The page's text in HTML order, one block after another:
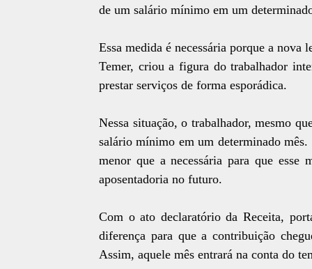
de um salário mínimo em um
Essa medida é necessária porque a
Temer, criou a figura do trabalhador
prestar serviços de forma esporádica.
Nessa situação, o trabalhador, mesmo
salário mínimo em um determinado
menor que a necessária para que esse
aposentadoria no futuro.
Com o ato declaratório da Receita,
diferença para que a contribuição
Assim, aquele mês entrará na conta do